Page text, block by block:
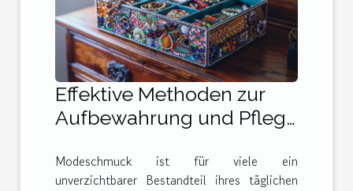
Effektive Methoden zur
Aufbewahrung und Pflege
Modeschmuck ist für viele ein
unverzichtbarer Bestandteil ihres täglichen